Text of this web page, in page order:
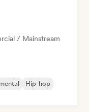
/ Mainstream
Hip-hop